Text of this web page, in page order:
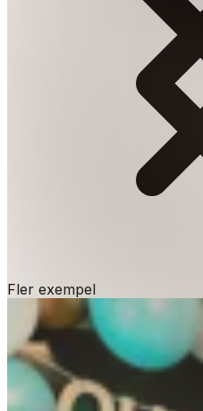
Fler exempel